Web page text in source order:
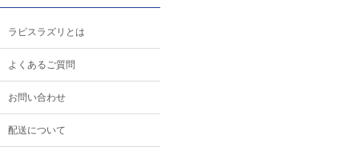
ラピスラズリとは
よくあるご質問
お問い合わせ
配送について